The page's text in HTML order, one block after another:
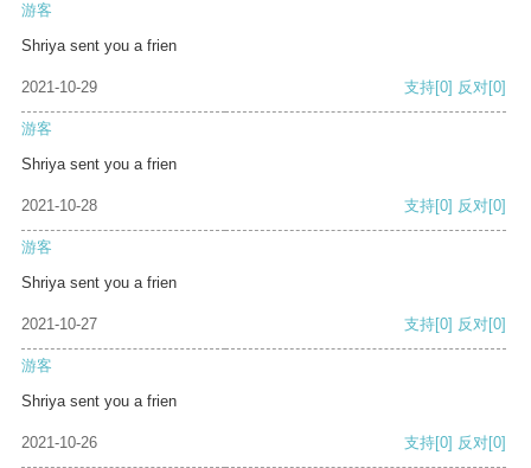
游客
Shriya sent you a frien
2021-10-29 支持[0] 反对[0]
游客
Shriya sent you a frien
2021-10-28 支持[0] 反对[0]
游客
Shriya sent you a frien
2021-10-27 支持[0] 反对[0]
游客
Shriya sent you a frien
2021-10-26 支持[0] 反对[0]